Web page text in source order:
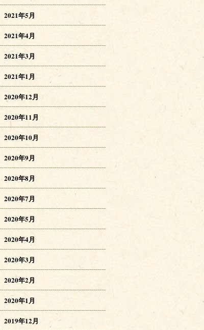
2021年5月
2021年4月
2021年3月
2021年1月
2020年12月
2020年11月
2020年10月
2020年9月
2020年8月
2020年7月
2020年5月
2020年4月
2020年3月
2020年2月
2020年1月
2019年12月